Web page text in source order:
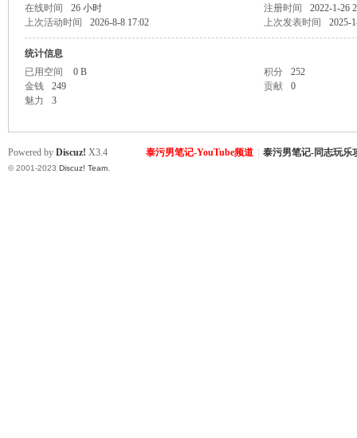
在线时间
26 小时 注册时间
2022-1-26
上次活动时间
2026-8-8 17:02 上次发表时间 2025-
统计信息
已用空间
0 B 积分
252
金钱
249 贡献
0
魅力
3
泰污男笔记-YouTube频道 泰污男笔记-同志玩乐
Powered by Discuz! X3.4
© 2001-2023 Discuz! Team.